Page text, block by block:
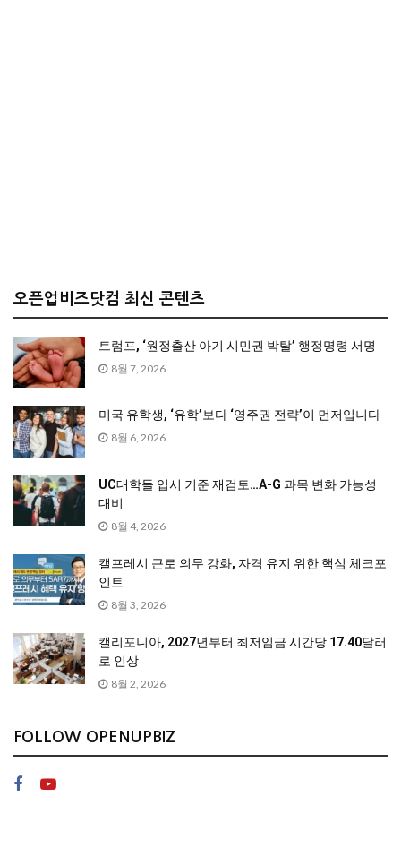
오픈업비즈닷컴 최신 콘텐츠
트럼프, ‘원정출산 아기 시민권 박탈’ 행정명령 서명
8월 7, 2026
미국 유학생, ‘유학’보다 ‘영주권 전략’이 먼저입니다
8월 6, 2026
UC대학들 입시 기준 재검토…A-G 과목 변화 가능성
대비
8월 4, 2026
캘프레시 근로 의무 강화, 자격 유지 위한 핵심 체크포
인트
8월 3, 2026
캘리포니아, 2027년부터 최저임금 시간당 17.40달러
로 인상
8월 2, 2026
FOLLOW OPENUPBIZ